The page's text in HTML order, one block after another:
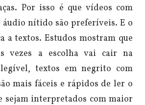
Por isso é que vídeos com
áudio nítido são preferíveis. E o
a textos. Estudos mostram que
vezes a escolha vai cair na
textos em negrito com
mais fáceis e rápidos de ler o
sejam interpretados com maior